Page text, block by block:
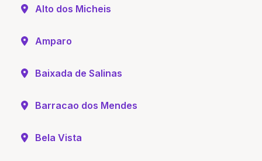
Alto dos Micheis
Amparo
Baixada de Salinas
Barracao dos Mendes
Bela Vista